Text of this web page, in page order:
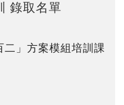
錄取名單
二」方案模組培訓課